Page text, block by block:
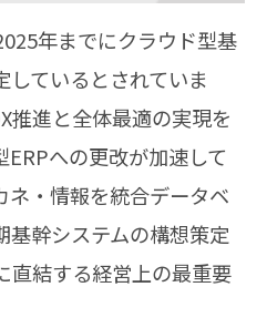
年までにクラウド型基
しているとされていま
推進と全体最適の実現を
への更改が加速して
ネ・情報を統合データベ
基幹システムの構想策定
直結する経営上の最重要